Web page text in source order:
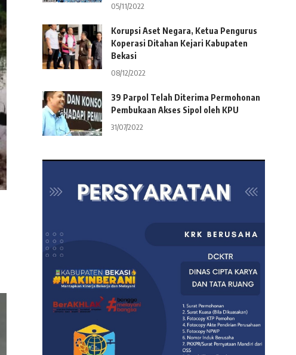
05/11/2022
Korupsi Aset Negara, Ketua Pengurus
Koperasi Ditahan Kejari Kabupaten
Bekasi
08/12/2022
39 Parpol Telah Diterima Permohonan
Pembukaan Akses Sipol oleh KPU
31/07/2022